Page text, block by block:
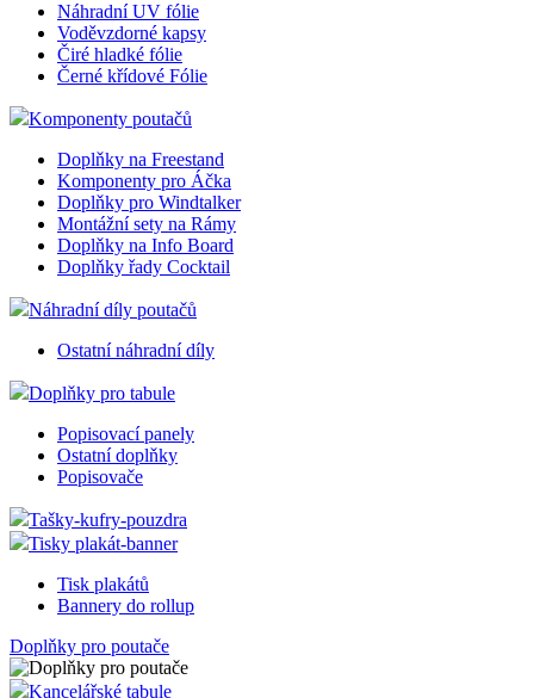
Náhradní UV fólie
Voděvzdorné kapsy
Čiré hladké fólie
Černé křídové Fólie
Komponenty poutačů
Doplňky na Freestand
Komponenty pro Áčka
Doplňky pro Windtalker
Montážní sety na Rámy
Doplňky na Info Board
Doplňky řady Cocktail
Náhradní díly poutačů
Ostatní náhradní díly
Doplňky pro tabule
Popisovací panely
Ostatní doplňky
Popisovače
Tašky-kufry-pouzdra
Tisky plakát-banner
Tisk plakátů
Bannery do rollup
Doplňky pro poutače
Kancelářské tabule